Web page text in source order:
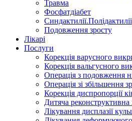
Травма
Фосфатдіабет
Синдактилії.Полідактилії
Подовження зросту
Лікарі
Послуги
Корекція варусного
Корекція вальгусного
Операція з подовження
Операція зі збільшення
Корекція диспропорції
Дитяча реконструктивна
Лікування дисплазії